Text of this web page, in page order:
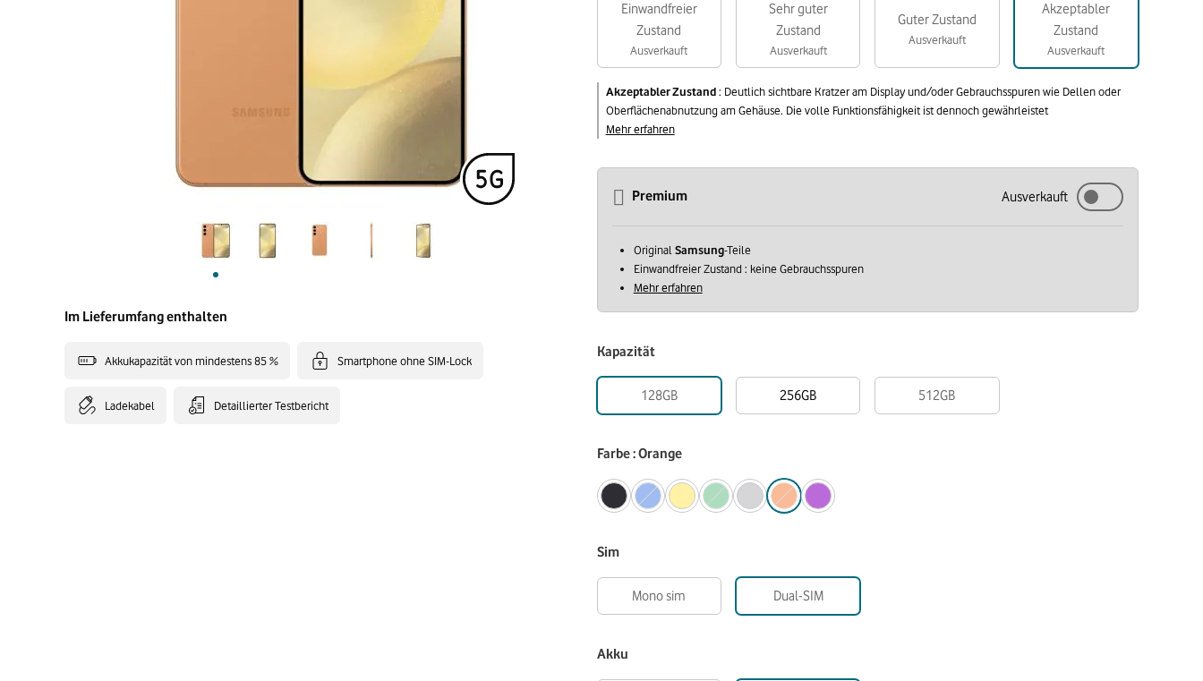
Im Lieferumfang enthalten
Akkukapazität von mindestens 85 % Smartphone ohne SIM-Lock
Ladekabel Detaillierter Testbericht
Einwandfreier
Zustand
Ausverkauft
Sehr guter
Zustand
Ausverkauft
Guter Zustand
Ausverkauft
Akzeptabler
Zustand
Ausverkauft
Akzeptabler Zustand: Deutlich sichtbare Kratzer am Display und/oder Gebrauchsspuren wie Dellen oder
Oberflächenabnutzung am Gehäuse. Die volle Funktionsfähigkeit ist dennoch gewährleistet
Mehr erfahren
Premium Ausverkauft
Original Samsung-Teile
Einwandfreier Zustand : keine Gebrauchsspuren
Mehr erfahren
Kapazität
128GB 256GB 512GB
Farbe : Orange
Sim
Mono sim Dual-SIM
Akku